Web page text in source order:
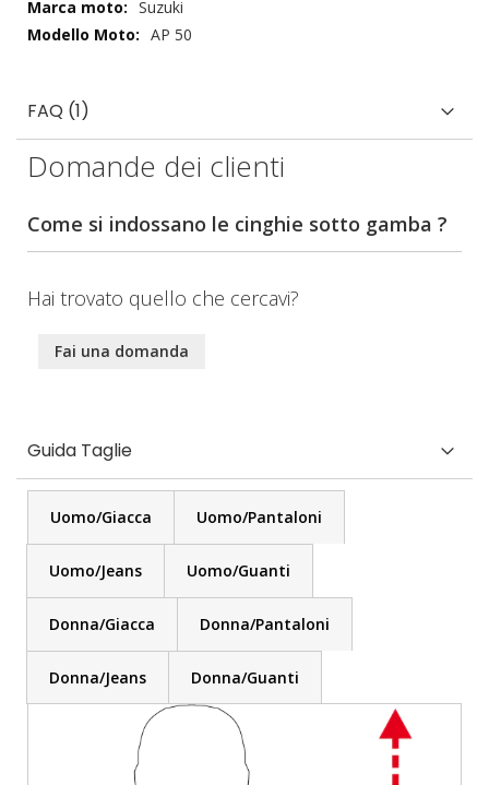
Suzuki
AP 50
FAQ (1)
Domande dei clienti
Come si indossano le cinghie sotto gamba ?
Hai trovato quello che cercavi?
Fai una domanda
Guida Taglie
Uomo/Giacca Uomo/Pantaloni
Uomo/Jeans Uomo/Guanti
Donna/Giacca Donna/Pantaloni
Donna/Jeans Donna/Guanti